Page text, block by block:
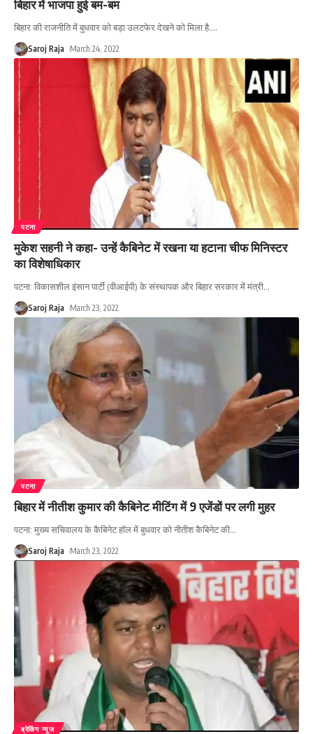
बिहार में भाजपा हुई बम-बम
बिहार की राजनीति में बुधवार को बड़ा उलटफेर देखने को मिला है.…
Saroj Raja March 24, 2022
पटना
मुकेश सहनी ने कहा- उन्हें कैबिनेट में रखना या हटाना चीफ मिनिस्टर
का विशेषाधिकार
पटना: विकासशील इंसान पार्टी (वीआईपी) के संस्थापक और बिहार सरकार में मंत्री…
Saroj Raja March 23, 2022
पटना
बिहार में नीतीश कुमार की कैबिनेट मीटिंग में 9 एजेंडों पर लगी मुहर
पटना: मुख्य सचिवालय के कैबिनेट हॉल में बुधवार को नीतीश कैबिनेट की…
Saroj Raja March 23, 2022
ब्रेकिंग न्यूज